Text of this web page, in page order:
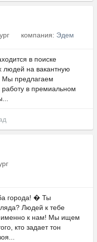
компания: Эдем
в поиске
людей на вакантную
Мы предлагаем
в премиальном
города! � Ты
Людей к тебе
именно к нам! Мы ищем
кто задает тон